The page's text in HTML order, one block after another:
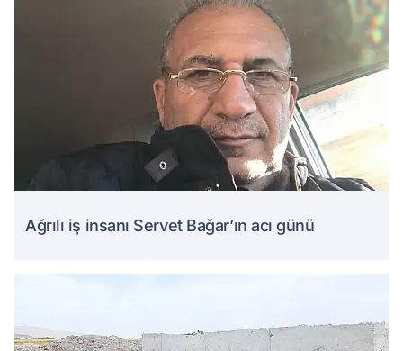
Ağrılı iş insanı Servet Bağar’ın acı günü